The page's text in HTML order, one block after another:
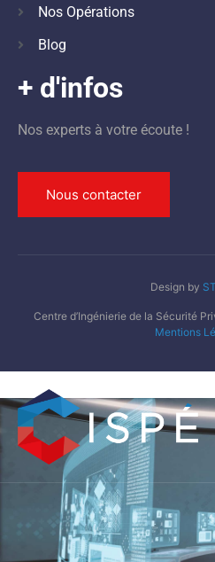
Nos Opérations
Blog
+ d'infos
Nos experts à votre écoute !
Nous contacter
Design by
Centre d’Ingénierie de la Sécurité
Mentions